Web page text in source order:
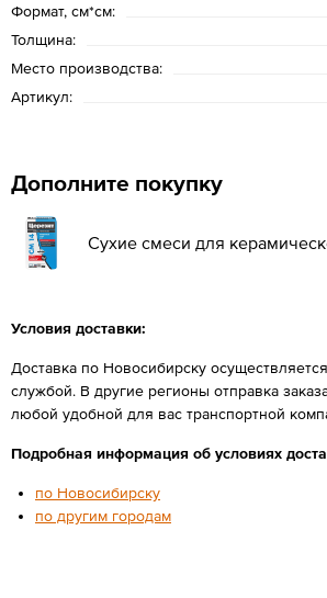
Формат, см*см:
Толщина:
Место производства:
Артикул:
Дополните покупку
Сухие смеси для
Условия доставки:
Доставка по Новосибирску
службой. В другие регионы отправка
любой удобной для вас транспортной
Подробная информация об условиях
по Новосибирску
по другим городам